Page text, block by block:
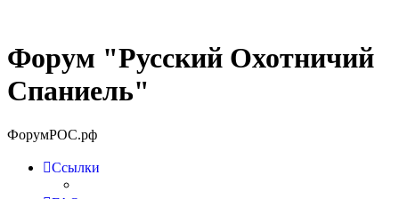
Форум "Русский Охотничий
Спаниель"
ФорумРОС.рф
Ссылки